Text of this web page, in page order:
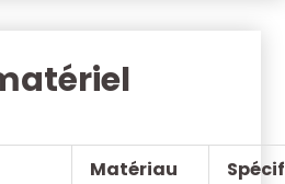
Matériau